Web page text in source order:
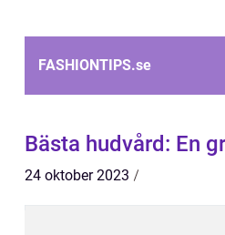
FASHIONTIPS.se
Bästa hudvård: En
24 oktober 2023